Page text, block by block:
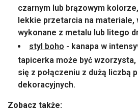
czarnym lub brązowym
lekkie przetarcia na
wykonane z metalu lub litego
styl boho - kanapa w
tapicerka może być
się z połączeniu z dużą liczbą
dekoracyjnych.
Zobacz także: